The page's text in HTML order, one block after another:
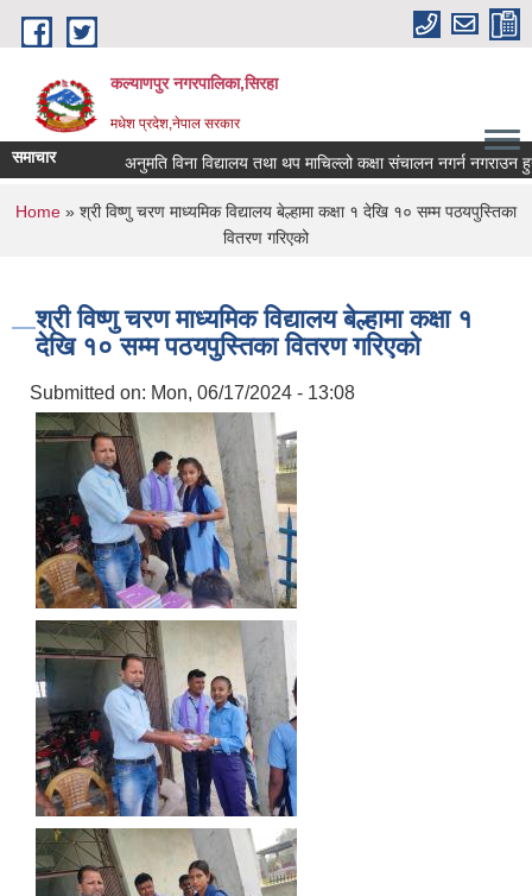
Skip to main content
कल्याणपुर नगरपालिका,सिरहा
मधेश प्रदेश,नेपाल सरकार
समाचार अनुमति विना विद्यालय तथा थप माचिल्लो कक्षा संचालन नगर्न नगराउन हुन
You are here
Home » श्री विष्णु चरण माध्यमिक विद्यालय बेल्हामा कक्षा १ देखि १० सम्म पठयपुस्तिका
वितरण गरिएको
श्री विष्णु चरण माध्यमिक विद्यालय बेल्हामा कक्षा १
देखि १० सम्म पठयपुस्तिका वितरण गरिएको
Submitted on: Mon, 06/17/2024 - 13:08